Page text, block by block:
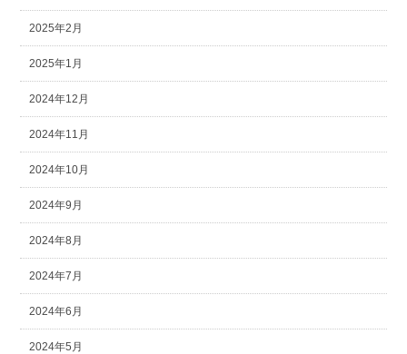
2025年2月
2025年1月
2024年12月
2024年11月
2024年10月
2024年9月
2024年8月
2024年7月
2024年6月
2024年5月